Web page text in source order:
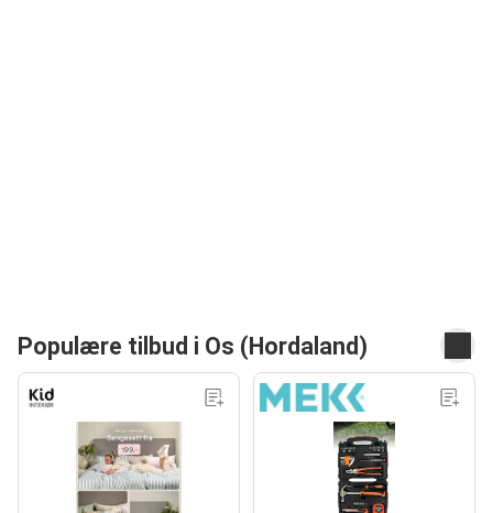
Populære tilbud i Os (Hordaland)